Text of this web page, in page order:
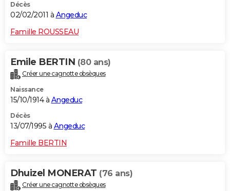
Décès
02/02/2011 à Angeduc
Famille ROUSSEAU
Emile BERTIN (80 ans)
Créer une cagnotte obsèques
Naissance
15/10/1914 à Angeduc
Décès
13/07/1995 à Angeduc
Famille BERTIN
Dhuizel MONERAT (76 ans)
Créer une cagnotte obsèques